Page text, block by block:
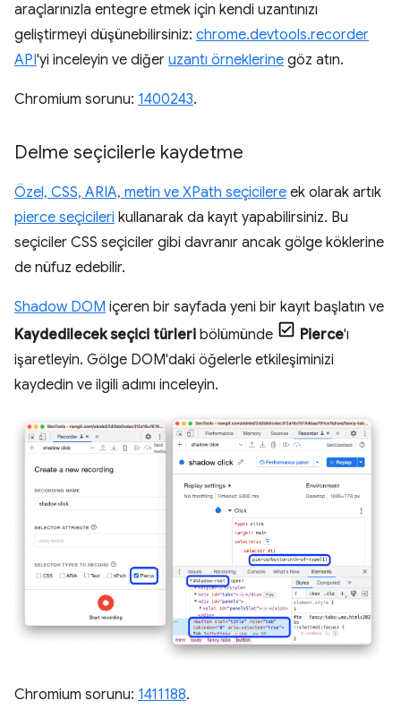
araçlarınızla entegre etmek için kendi uzantınızı
geliştirmeyi düşünebilirsiniz: chrome.devtools.recorder
API'yi inceleyin ve diğer uzantı örneklerine göz atın.
Chromium sorunu: 1400243.
Delme seçicilerle kaydetme
Özel, CSS, ARIA, metin ve XPath seçicilere ek olarak artık
pierce seçicileri kullanarak da kayıt yapabilirsiniz. Bu
seçiciler CSS seçiciler gibi davranır ancak gölge köklerine
de nüfuz edebilir.
Shadow DOM içeren bir sayfada yeni bir kayıt başlatın ve
Kaydedilecek seçici türleri bölümünde Pierce'ı
işaretleyin. Gölge DOM'daki öğelerle etkileşiminizi
kaydedin ve ilgili adımı inceleyin.
Chromium sorunu: 1411188.